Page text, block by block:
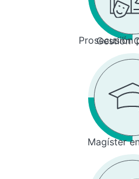
Prosecusión
Gestión
Magíster